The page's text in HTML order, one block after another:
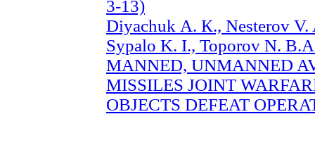
3-13)
Diyachuk А. К., Nesterov
Sypalo K. I., Toporov N.
MANNED, UNMANNED
MISSILES JOINT
OBJECTS DEFEAT